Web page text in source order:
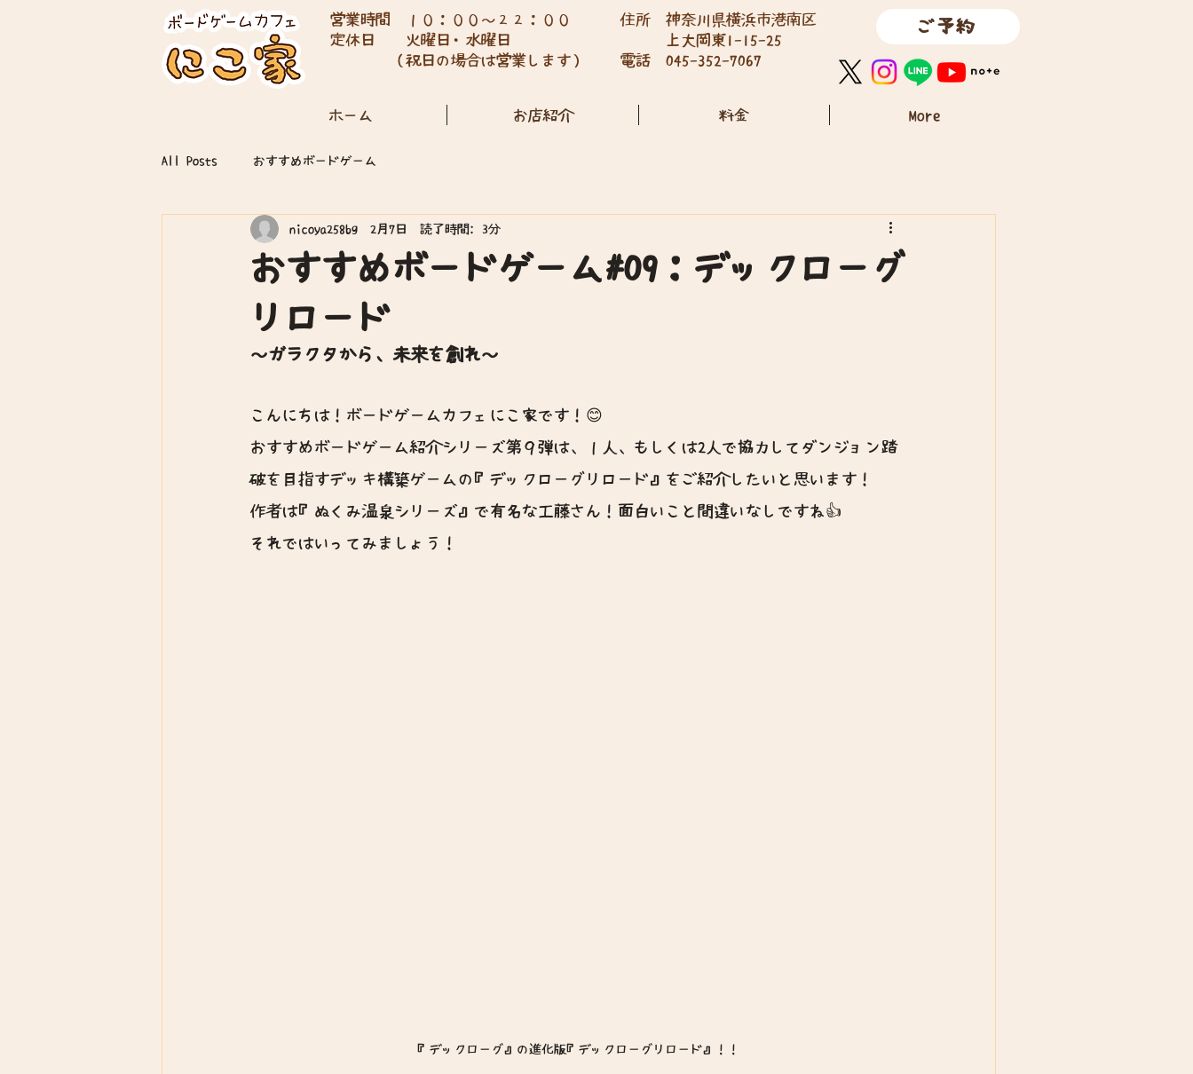
営業時間 １０：００～２２：００
​定休日 火曜日・水曜日
（祝日の場合は営業します）
住所 神奈川県横浜市港南区
上大岡東1-15-25
​電話 045-352-7067
ご予約
ホーム お店紹介 料金 More
All Posts おすすめボードゲーム
おすすめボードゲーム#09：デックローグ
リロード
nicoya258bg 2月7日 読了時間: 3分
～ガラクタから、未来を創れ～
こんにちは！ボードゲームカフェにこ家です！😊
おすすめボードゲーム紹介シリーズ第９弾は、１人、もしくは2人で協力してダンジョン踏
破を目指すデッキ構築ゲームの『デックローグリロード』をご紹介したいと思います！
作者は『ぬくみ温泉シリーズ』で有名な工藤さん！面白いこと間違いなしですね👍
それではいってみましょう！
『デックローグ』の進化版『デックローグリロード』！！